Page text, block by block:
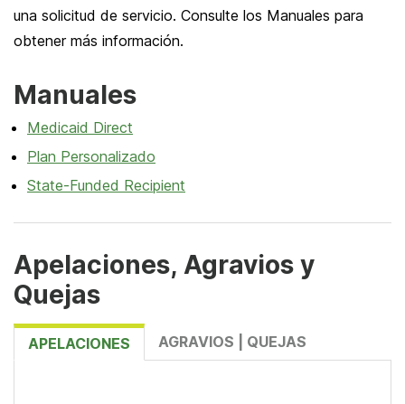
una solicitud de servicio. Consulte los Manuales para
obtener más información.
Manuales
Medicaid Direct
Plan Personalizado
State-Funded Recipient
Apelaciones, Agravios y
Quejas
APELACIONES AGRAVIOS | QUEJAS